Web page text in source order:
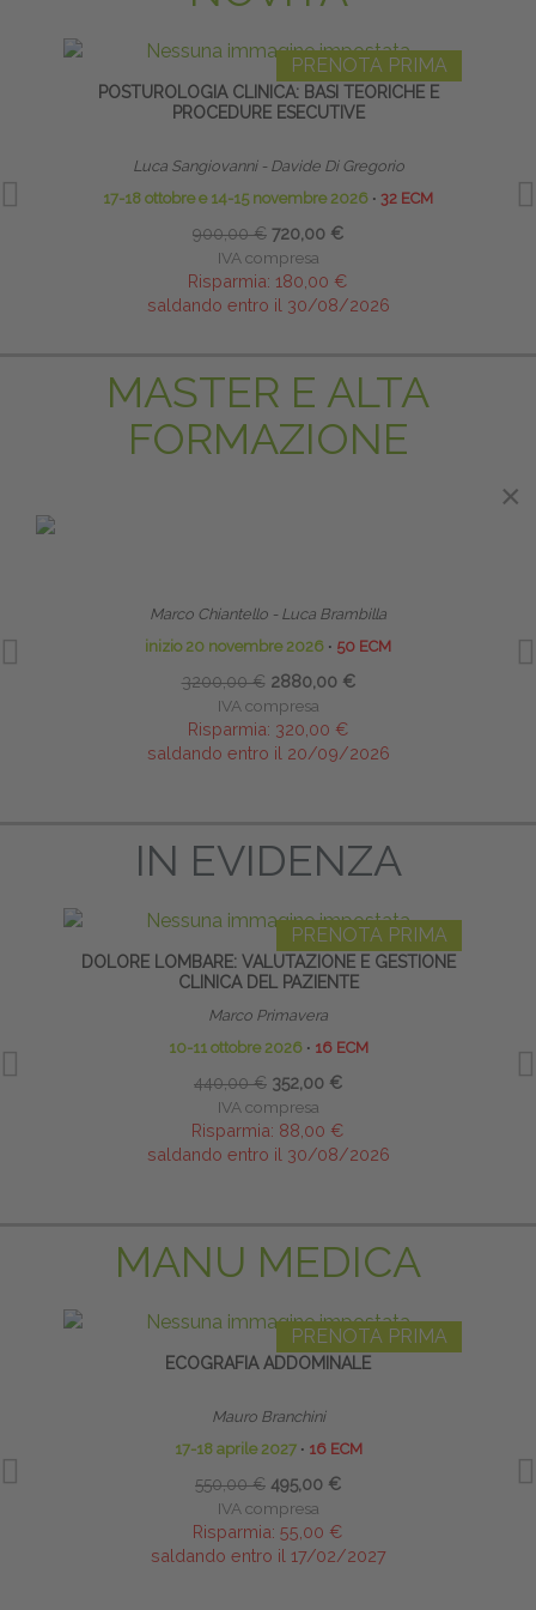
PRENOTA PRIMA
POSTUROLOGIA CLINICA: BASI TEORICHE E
PROCEDURE ESECUTIVE
Luca Sangiovanni - Davide Di Gregorio
17-18 ottobre e 14-15 novembre 2026 ∙ 32 ECM
900,00 € 720,00 €
IVA compresa
Risparmia: 180,00 €
saldando entro il 30/08/2026
MASTER E ALTA
FORMAZIONE
Marco Chiantello - Luca Brambilla
inizio 20 novembre 2026 ∙ 50 ECM
3200,00 € 2880,00 €
IVA compresa
Risparmia: 320,00 €
saldando entro il 20/09/2026
IN EVIDENZA
PRENOTA PRIMA
DOLORE LOMBARE: VALUTAZIONE E GESTIONE
CLINICA DEL PAZIENTE
Marco Primavera
10-11 ottobre 2026 ∙ 16 ECM
440,00 € 352,00 €
IVA compresa
Risparmia: 88,00 €
saldando entro il 30/08/2026
MANU MEDICA
PRENOTA PRIMA
ECOGRAFIA ADDOMINALE
Mauro Branchini
17-18 aprile 2027 ∙ 16 ECM
550,00 € 495,00 €
IVA compresa
Risparmia: 55,00 €
saldando entro il 17/02/2027
×
×